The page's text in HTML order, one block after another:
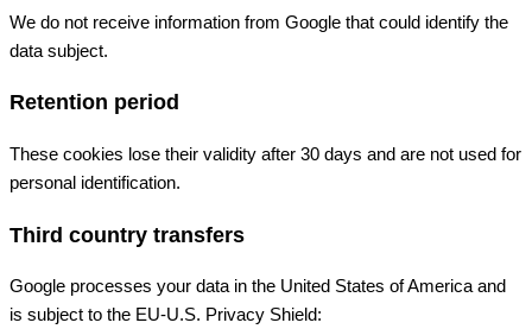
We do not receive information from Google that could identify the
data subject.
Retention period
These cookies lose their validity after 30 days and are not used for
personal identification.
Third country transfers
Google processes your data in the United States of America and
is subject to the EU-U.S. Privacy Shield: